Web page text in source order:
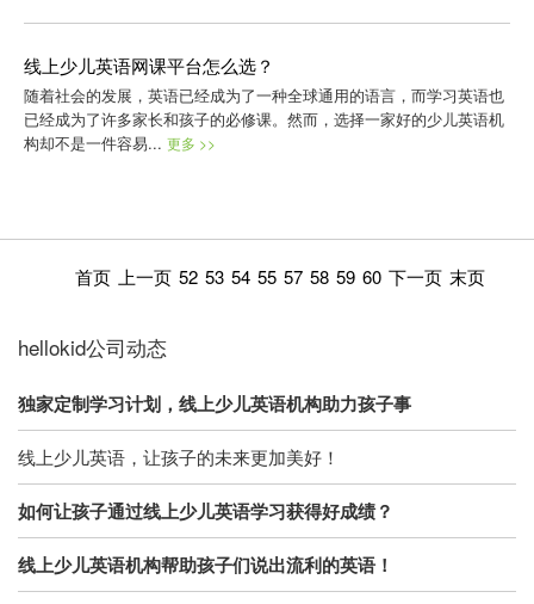
线上少儿英语网课平台怎么选？
随着社会的发展，英语已经成为了一种全球通用的语言，而学习英语也
已经成为了许多家长和孩子的必修课。然而，选择一家好的少儿英语机
构却不是一件容易... 更多 >>
首页 上一页 52 53 54 55 57 58 59 60 下一页 末页
hellokid公司动态
独家定制学习计划，线上少儿英语机构助力孩子事
线上少儿英语，让孩子的未来更加美好！
如何让孩子通过线上少儿英语学习获得好成绩？
线上少儿英语机构帮助孩子们说出流利的英语！